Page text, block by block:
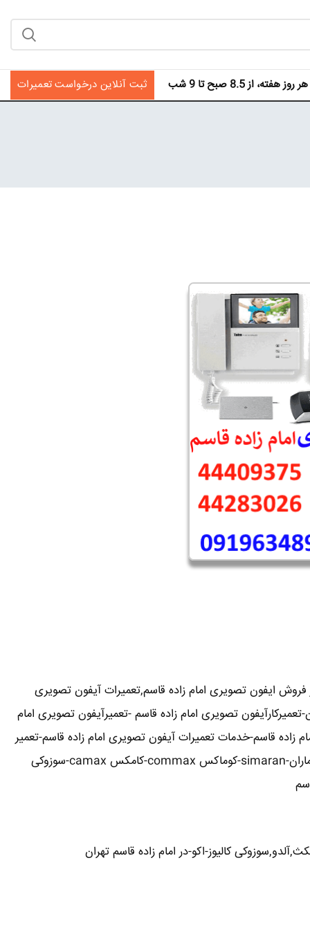
از 8.5 صبح تا 9 شب ثبت آنلاین درخواست تعمیرات
ایفون تصویری امام زاده قاسم,تعمیرات آیفون تصویری
تصویری امام زاده قاسم -تعمیرآیفون تصویری امام
زاده قاسم-خدمات تعمیرات آیفون تصویری امام زاده قاسم-تعمیر
دربازکن تصویری در امام زاده قاسم تهران-تعمیرکار آیفون تصویری در امام زاده قاسم-نمایندگی آیفون /تصویری تابا-tabaالکتروپیک,سیماران-simaran-کوماکس commax-کامکس camax-سوزوکی
کالیوز-اکو-در امام زاده قاسم تهران